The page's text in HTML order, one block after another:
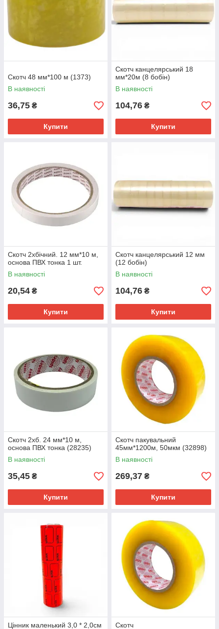
Скотч 48 мм*100 м (1373)
В наявності
36,75 ₴
Купити
Скотч канцелярський 18
мм*20м (8 бобін)
В наявності
104,76 ₴
Купити
Скотч 2хбічний. 12 мм*10 м,
основа ПВХ тонка 1 шт.
В наявності
20,54 ₴
Купити
Скотч канцелярський 12 мм
(12 бобін)
В наявності
104,76 ₴
Купити
Скотч 2хб. 24 мм*10 м,
основа ПВХ тонка (28235)
В наявності
35,45 ₴
Купити
Скотч пакувальний
45мм*1200м, 50мкм (32898)
В наявності
269,37 ₴
Купити
Цінник маленький 3,0 * 2,0см
Скотч